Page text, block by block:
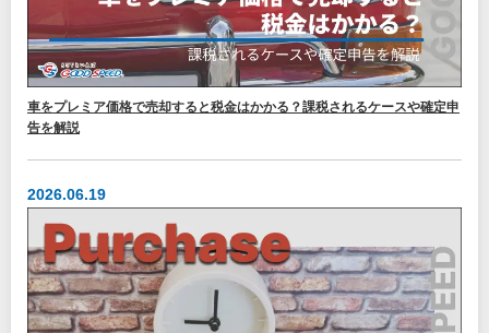
車をプレミア価格で売却すると税金はかかる？課税されるケースや確定申
告を解説
2026.06.19